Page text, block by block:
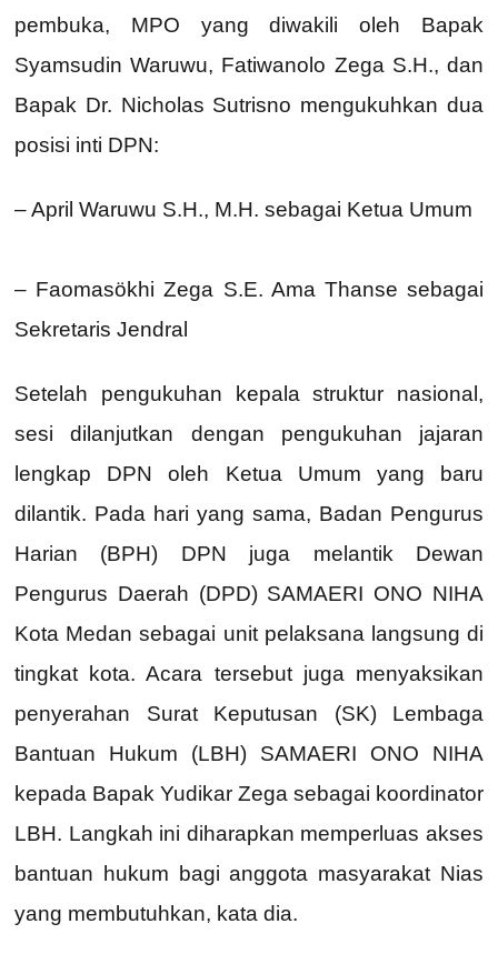
pembuka, MPO yang diwakili oleh Bapak
Syamsudin Waruwu, Fatiwanolo Zega S.H., dan
Bapak Dr. Nicholas Sutrisno mengukuhkan dua
posisi inti DPN:
– April Waruwu S.H., M.H. sebagai Ketua Umum
– Faomasökhi Zega S.E. Ama Thanse sebagai
Sekretaris Jendral
Setelah pengukuhan kepala struktur nasional,
sesi dilanjutkan dengan pengukuhan jajaran
lengkap DPN oleh Ketua Umum yang baru
dilantik. Pada hari yang sama, Badan Pengurus
Harian (BPH) DPN juga melantik Dewan
Pengurus Daerah (DPD) SAMAERI ONO NIHA
Kota Medan sebagai unit pelaksana langsung di
tingkat kota. Acara tersebut juga menyaksikan
penyerahan Surat Keputusan (SK) Lembaga
Bantuan Hukum (LBH) SAMAERI ONO NIHA
kepada Bapak Yudikar Zega sebagai koordinator
LBH. Langkah ini diharapkan memperluas akses
bantuan hukum bagi anggota masyarakat Nias
yang membutuhkan, kata dia.